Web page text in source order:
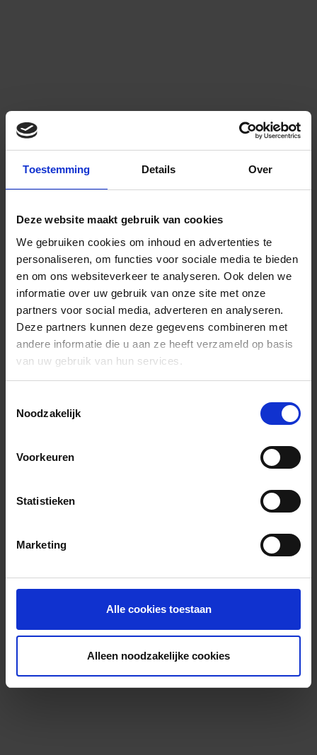
Toestemming Details Over
Deze website maakt gebruik van cookies
We gebruiken cookies om inhoud en advertenties te
personaliseren, om functies voor sociale media te bieden
en om ons websiteverkeer te analyseren. Ook delen we
informatie over uw gebruik van onze site met onze
partners voor social media, adverteren en analyseren.
Deze partners kunnen deze gegevens combineren met
andere informatie die u aan ze heeft verzameld op basis
van uw gebruik van hun services.
Noodzakelijk
Voorkeuren
Statistieken
Marketing
Alle cookies toestaan
Alleen noodzakelijke cookies